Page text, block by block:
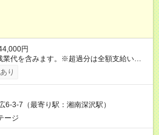
円
代を含みます。※超過分は全額支給いたし
59,000円／月 みなし残業時間 29時間／月
定します。 ＼★ご希望の働き方
あり） 月収32万円～64万4，000円 ※グロ
含みます。 ■中域型（エリア内勤
・転居は応相談） 月収29万円～60万7，
り
6-3-7（最寄り駅：湘南深沢駅）
ージ